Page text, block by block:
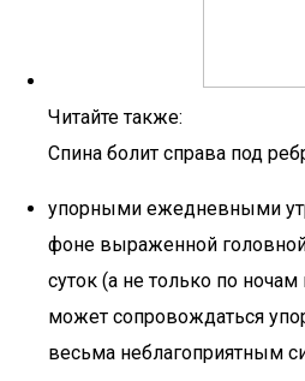
Читайте также:
Спина болит справа под
упорными ежедневными
фоне выраженной
суток (а не только по
может сопровождаться
весьма неблагоприятным